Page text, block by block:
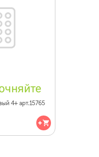
4+ арт.15765